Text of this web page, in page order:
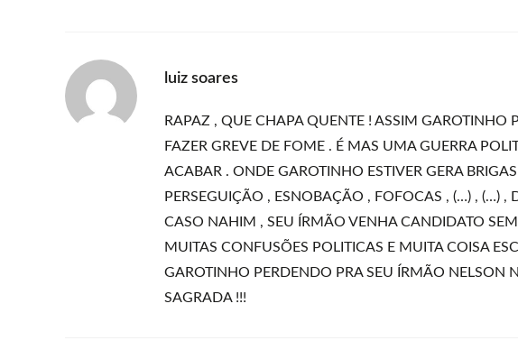
luiz soares
RAPAZ , QUE CHAPA QUENTE ! ASSIM
FAZER GREVE DE FOME . É MAS UMA GUERRA
ACABAR . ONDE GAROTINHO ESTIVER GERA
PERSEGUIÇÃO , ESNOBAÇÃO , FOFOCAS , (…) , (…) ,
CASO NAHIM , SEU ÍRMÃO VENHA CANDIDATO
MUITAS CONFUSÕES POLITICAS E MUITA COISA
GAROTINHO PERDENDO PRA SEU ÍRMÃO NELSON
SAGRADA !!!